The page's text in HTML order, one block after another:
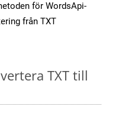
för WordsApi-
från TXT
TXT till